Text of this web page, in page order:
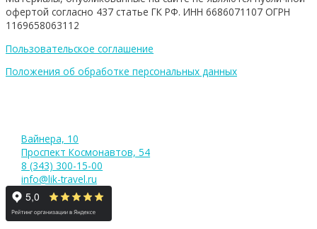
офертой согласно 437 статье ГК РФ. ИНН 6686071107 ОГРН
1169658063112
Пользовательское соглашение
Положения об обработке персональных данных
Вайнера, 10
Проспект Космонавтов, 54
8 (343) 300-15-00
info@lik-travel.ru